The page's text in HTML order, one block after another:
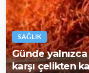
SAĞLIK
Günde
karşı çelikten